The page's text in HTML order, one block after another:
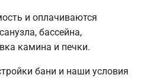
и оплачиваются
бассейна,
камина и печки.
бани и наши условия